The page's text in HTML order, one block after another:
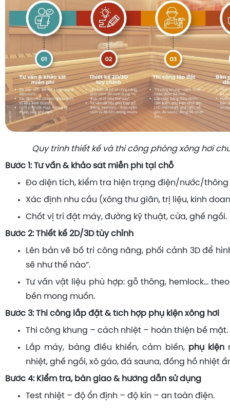
Quy trình thiết kế và thi công phòng xông hơi
Bước 1: Tư vấn & khảo sát miễn phí tại chỗ
Đo diện tích, kiểm tra hiện trạng điện/nước/thông
Xác định nhu cầu (xông thư giãn, trị liệu, kinh
Chốt vị trí đặt máy, đường kỹ thuật, cửa, ghế ngồi.
Bước 2: Thiết kế 2D/3D tùy chỉnh
Lên bản vẽ bố trí công năng, phối cảnh 3D để
sẽ như thế nào”.
Tư vấn vật liệu phù hợp: gỗ thông, hemlock…
bền mong muốn.
Bước 3: Thi công lắp đặt & tích hợp phụ kiện xông hơi
Thi công khung – cách nhiệt – hoàn thiện bề mặt.
Lắp máy, bảng điều khiển, cảm biến, phụ kiện
nhiệt, ghế ngồi, xô gáo, đá sauna, đồng hồ nhiệt
Bước 4: Kiểm tra, bàn giao & hướng dẫn sử dụng
Test nhiệt – độ ổn định – độ kín – an toàn điện.